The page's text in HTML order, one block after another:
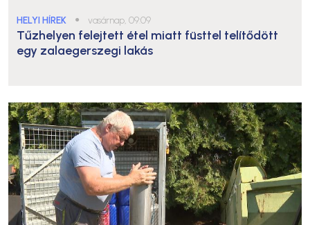
HELYI HÍREK ● vasárnap, 09:09
Tűzhelyen felejtett étel miatt füsttel telítődött
egy zalaegerszegi lakás